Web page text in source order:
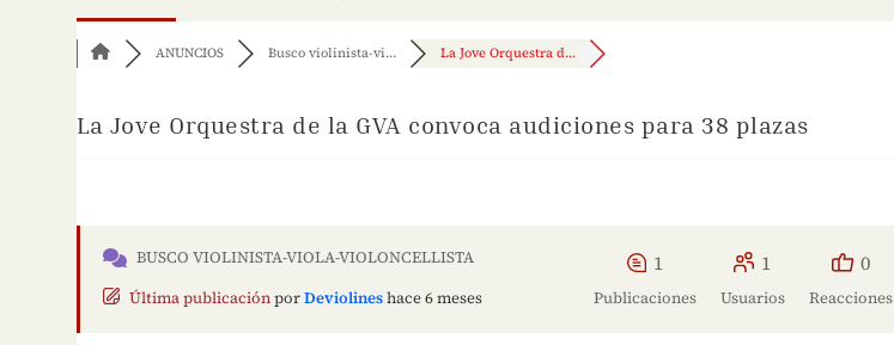
ANUNCIOS Busco violinista-vi... La Jove Orquestra d...
La Jove Orquestra de la GVA convoca audiciones para 38 plazas
BUSCO VIOLINISTA-VIOLA-VIOLONCELLISTA
Última publicación por Deviolines hace 6 meses
1
Publicaciones
1
Usuarios
0
Reacciones